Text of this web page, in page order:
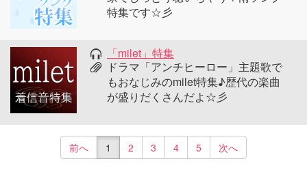
特集です☆彡
「milet」特集
ドラマ「アンチヒーロー」主題歌で
もおなじみのmilet特集♪歴代の楽曲
が盛りだくさんだよ☆彡
前へ 1 2 3 4 5 次へ